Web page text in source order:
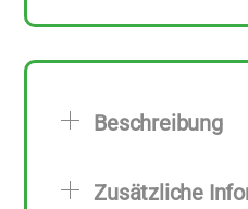
25
Beschreibung
Zusätzliche